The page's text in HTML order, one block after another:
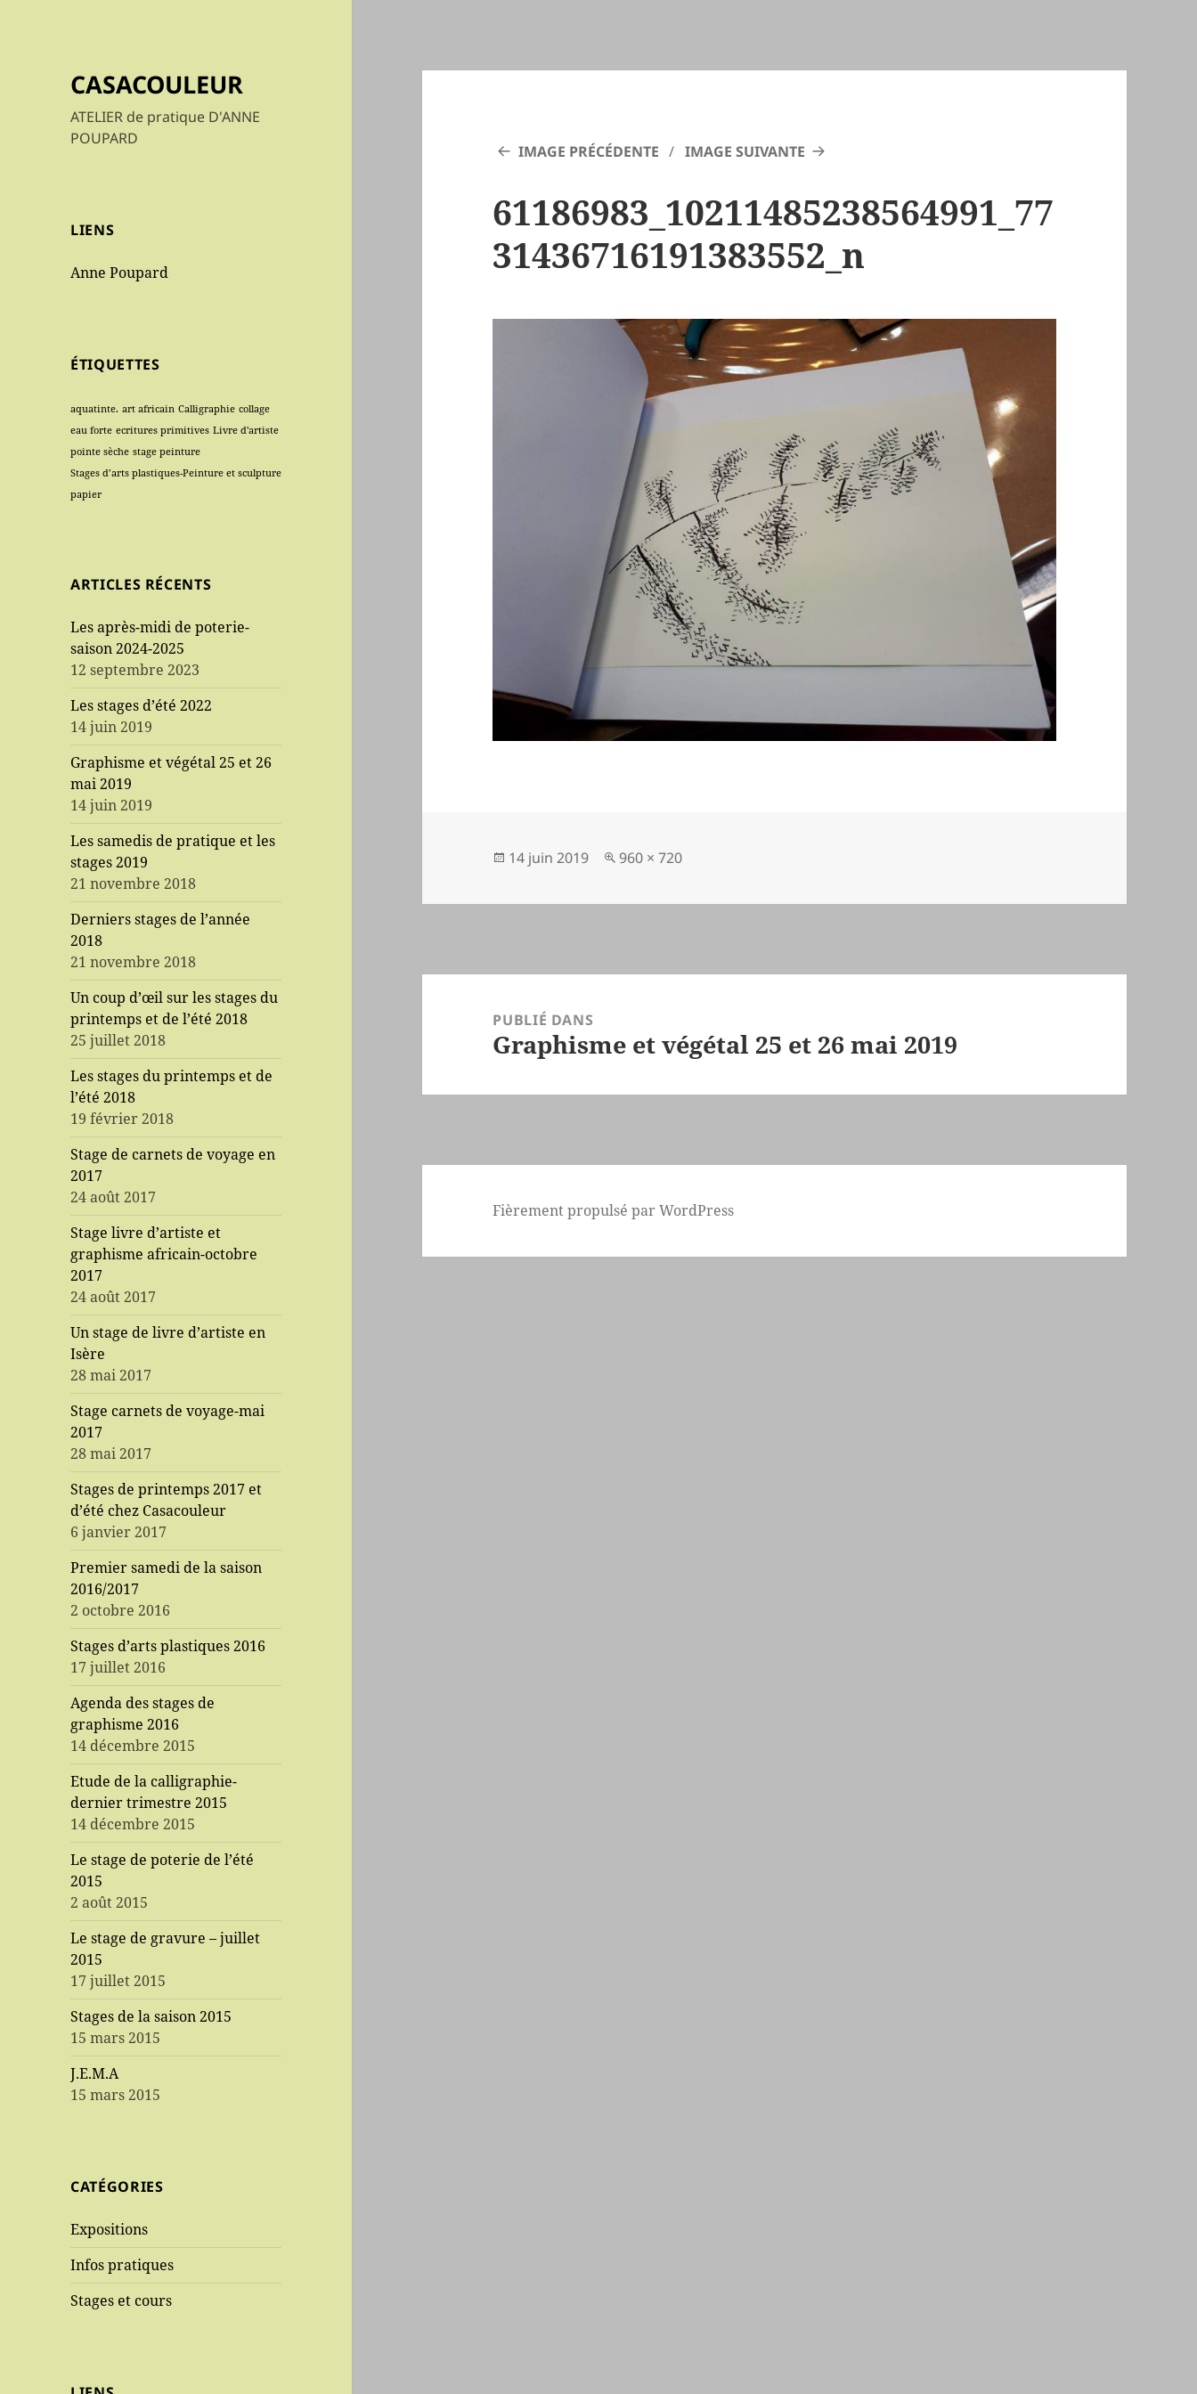
CASACOULEUR
ATELIER de pratique D'ANNE
POUPARD
LIENS
Anne Poupard
ÉTIQUETTES
aquatinte. art africain Calligraphie collage
eau forte ecritures primitives Livre d'artiste
pointe sèche stage peinture
Stages d’arts plastiques-Peinture et sculpture
papier
ARTICLES RÉCENTS
Les après-midi de poterie-
saison 2024-2025
12 septembre 2023
Les stages d’été 2022
14 juin 2019
Graphisme et végétal 25 et 26
mai 2019
14 juin 2019
Les samedis de pratique et les
stages 2019
21 novembre 2018
Derniers stages de l’année
2018
21 novembre 2018
Un coup d’œil sur les stages du
printemps et de l’été 2018
25 juillet 2018
Les stages du printemps et de
l’été 2018
19 février 2018
Stage de carnets de voyage en
2017
24 août 2017
Stage livre d’artiste et
graphisme africain-octobre
2017
24 août 2017
Un stage de livre d’artiste en
Isère
28 mai 2017
Stage carnets de voyage-mai
2017
28 mai 2017
Stages de printemps 2017 et
d’été chez Casacouleur
6 janvier 2017
Premier samedi de la saison
2016/2017
2 octobre 2016
Stages d’arts plastiques 2016
17 juillet 2016
Agenda des stages de
graphisme 2016
14 décembre 2015
Etude de la calligraphie-
dernier trimestre 2015
14 décembre 2015
Le stage de poterie de l’été
2015
2 août 2015
Le stage de gravure – juillet
2015
17 juillet 2015
Stages de la saison 2015
15 mars 2015
J.E.M.A
15 mars 2015
CATÉGORIES
Expositions
Infos pratiques
Stages et cours
IMAGE PRÉCÉDENTE IMAGE SUIVANTE
61186983_10211485238564991_77
31436716191383552_n
Publié
14 juin 2019
Taille
960 × 720
PUBLIÉ DANS
Graphisme et végétal 25 et 26 mai 2019
Fièrement propulsé par WordPress